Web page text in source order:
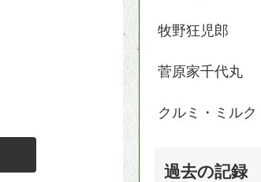
牧野狂児郎
菅原家千代丸
クルミ・ミルク
過去の記録